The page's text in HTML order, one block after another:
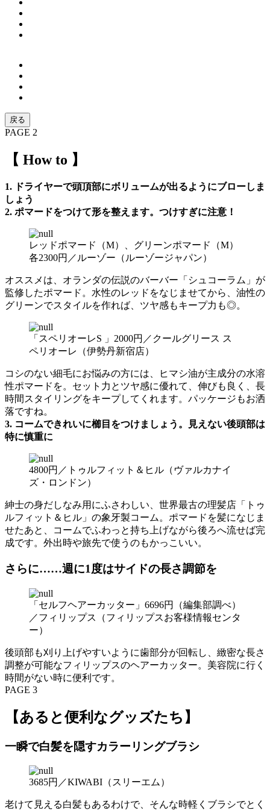
戻る
PAGE 2
【 How to 】
1. ドライヤーで頭頂部にボリュームが出るようにブローしま
しょう
2. ポマードをつけて形を整えます。つけすぎに注意！
レッドポマード（M）、グリーンポマード（M）
各2300円／ルーゾー（ルーゾージャパン）
オススメは、オランダの伝説のバーバー「シュコーラム」が
監修したポマード。水性のレッドをなじませてから、油性の
グリーンでスタイルを作れば、ツヤ感もキープ力も◎。
「スペリオーレS 」2000円／クールグリース ス
ペリオーレ（伊勢丹新宿店）
コシのない細毛にお悩みの方には、ヒマシ油が主成分の水溶
性ポマードを。セット力とツヤ感に優れて、伸びも良く、長
時間スタイリングをキープしてくれます。パッケージもお洒
落ですね。
3. コームできれいに櫛目をつけましょう。見えない後頭部は
特に慎重に
4800円／トゥルフィット＆ヒル（ヴァルカナイ
ズ・ロンドン）
紳士の身だしなみ用にふさわしい、世界最古の理髪店「トゥ
ルフィット＆ヒル」の象牙製コーム。ポマードを髪になじま
せたあと、コームでふわっと持ち上げながら後ろへ流せば完
成です。外出時や旅先で使うのもかっこいい。
さらに……週に1度はサイドの長さ調節を
「セルフヘアーカッター」6696円（編集部調べ）
／フィリップス（フィリップスお客様情報センタ
ー）
後頭部も刈り上げやすいように歯部分が回転し、緻密な長さ
調整が可能なフィリップスのヘアーカッター。美容院に行く
時間がない時に便利です。
PAGE 3
【あると便利なグッズたち】
一瞬で白髪を隠すカラーリングブラシ
3685円／KIWABI（スリーエム）
老けて見える白髪もあるわけで、そんな時軽くブラシでとく